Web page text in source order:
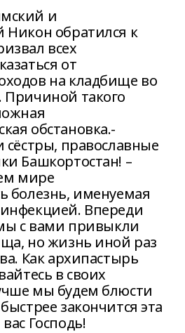
и
Никон обратился к
всех
от
на кладбище во
такого
обстановка.-
сёстры, православные
Башкортостан! –
мире
болезнь, именуемая
Впереди
с вами привыкли
но жизнь иной раз
Как архипастырь
в своих
мы будем блюсти
закончится эта
Господь!